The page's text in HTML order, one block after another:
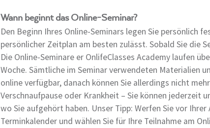
Wann beginnt das Online-Seminar?
Den Beginn Ihres Online-Seminars legen Sie persönlich
persönlicher Zeitplan am besten zulässt. Sobald Sie die
Die Online-Seminare er OnlifeClasses Academy laufen
Woche. Sämtliche im Seminar verwendeten Materialien
online verfügbar, danach können Sie allerdings nicht
Verschnaufpause oder Krankheit – Sie können jederzeit
wo Sie aufgehört haben. Unser Tipp: Werfen Sie vor
Terminkalender und wählen Sie für Ihre Teilnahme am